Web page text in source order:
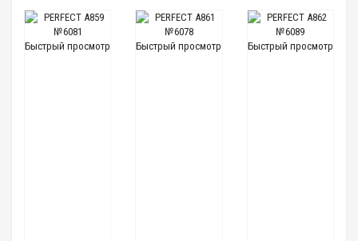
Быстрый просмотр Быстрый просмотр Быстрый просмотр